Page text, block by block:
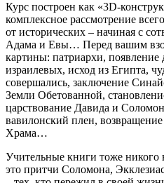
Курс построен как «3D-
комплексное рассмотрение
от исторических – начиная с
Адама и Евы… Перед вашим
картины: патриархи, появление
израилевых, исход из Египта,
совершались, заключение
Земли Обетованной,
царствование Давида и
вавилонский плен, возвращение
Храма…
Учительные книги тоже
это притчи Соломона,